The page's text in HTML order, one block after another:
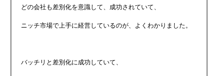
どの会社も差別化を意識して、成功されていて、
ニッチ市場で上手に経営しているのが、よくわかりました。
バッチリと差別化に成功していて、